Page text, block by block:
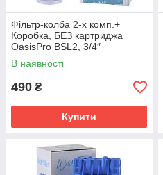
Фільтр-колба 2-х комп.+
Коробка, БЕЗ картриджа
OasisPro BSL2, 3/4″
В наявності
490 ₴
Купити